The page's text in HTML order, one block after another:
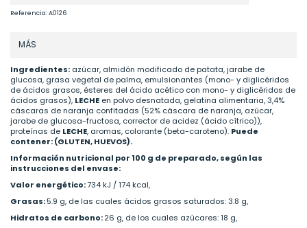
Referencia:A0126
MÁS
Ingredientes: azúcar, almidón modificado de patata, jarabe de
glucosa, grasa vegetal de palma, emulsionantes (mono- y diglicéridos
de ácidos grasos, ésteres del ácido acético con mono- y diglicéridos de
ácidos grasos), LECHE en polvo desnatada, gelatina alimentaria, 3,4%
cáscaras de naranja confitadas (52% cáscara de naranja, azúcar,
jarabe de glucosa-fructosa, corrector de acidez (ácido cítrico)),
proteínas de LECHE, aromas, colorante (beta-caroteno). Puede
contener: (GLUTEN, HUEVOS).
Información nutricional por 100 g de preparado, según las
instrucciones del envase:
Valor energético:734 kJ / 174 kcal,
Grasas:5.9 g, de las cuales ácidos grasos saturados: 3.8 g,
Hidratos de carbono:26 g, de los cuales azúcares: 18 g,